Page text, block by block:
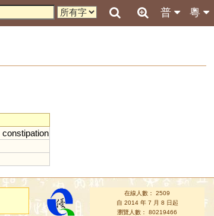
粵
普
constipation
在線人數： 2509
自 2014 年 7 月 8 日起
瀏覽人數： 80219466